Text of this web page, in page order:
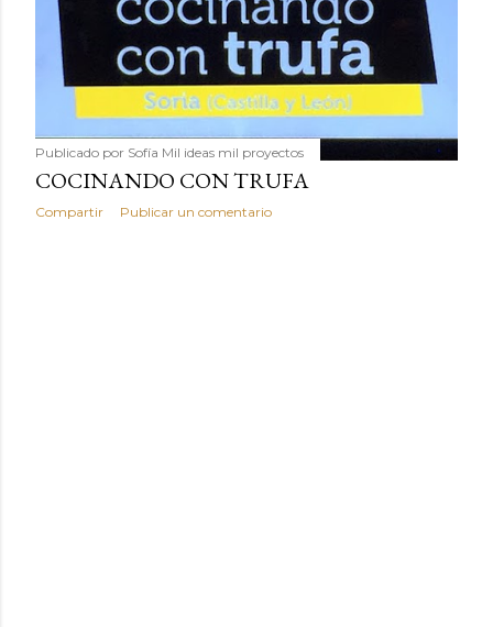
Publicado por Sofía Mil ideas mil proyectos
COCINANDO CON TRUFA
Compartir Publicar un comentario